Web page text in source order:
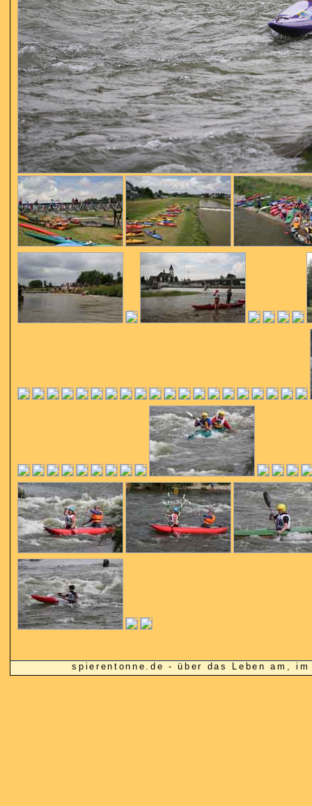
spierentonne.de - über das Leben am,